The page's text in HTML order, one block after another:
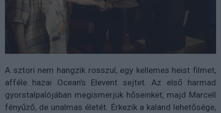
A sztori nem hangzik rosszul, egy kellemes heist filmet,
afféle hazai Ocean's Elevent sejtet. Az első harmad
gyorstalpalójában megismerjük hőseinket, majd Marcell
fényűző, de unalmas életét. Érkezik a kaland lehetősége,